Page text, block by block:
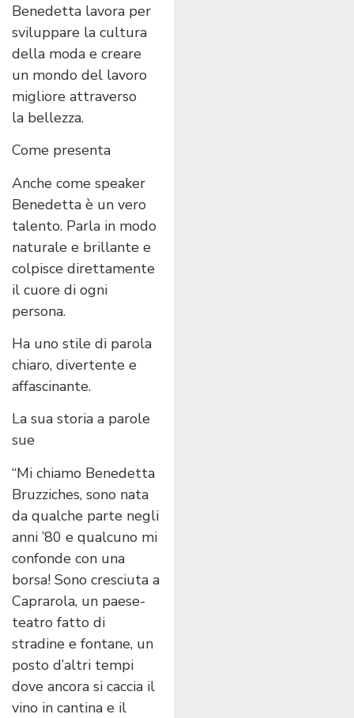
Benedetta lavora per
sviluppare la cultura
della moda e creare
un mondo del lavoro
migliore attraverso
la bellezza.
Come presenta
Anche come speaker
Benedetta è un vero
talento. Parla in modo
naturale e brillante e
colpisce direttamente
il cuore di ogni
persona.
Ha uno stile di parola
chiaro, divertente e
affascinante.
La sua storia a parole
sue
“Mi chiamo Benedetta
Bruzziches, sono nata
da qualche parte negli
anni ’80 e qualcuno mi
confonde con una
borsa! Sono cresciuta a
Caprarola, un paese-
teatro fatto di
stradine e fontane, un
posto d’altri tempi
dove ancora si caccia il
vino in cantina e il